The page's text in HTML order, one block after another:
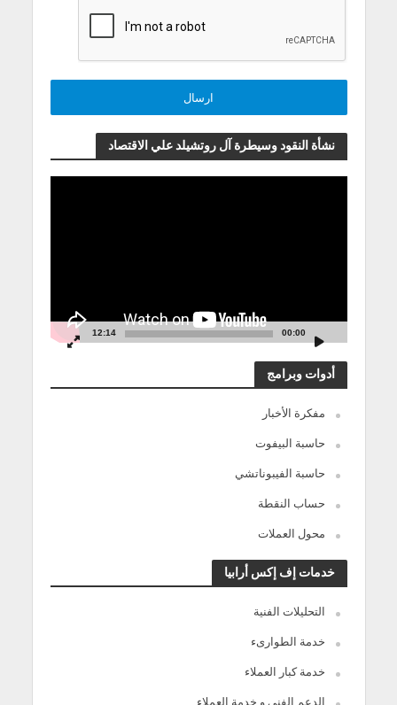
نشأة النقود وسيطرة آل روتشيلد علي الاقتصاد
00:00
12:14
أدوات وبرامج
مفكرة الأخبار
حاسبة البيفوت
حاسبة الفيبوناتشي
حساب النقطة
محول العملات
خدمات إف إكس أرابيا
التحليلات الفنية
خدمة الطوارىء
خدمة كبار العملاء
الدعم الفنى و خدمة العملاء